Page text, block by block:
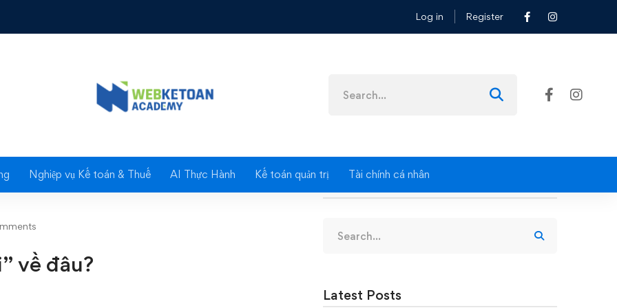
Log in Register
for:
Nghiệp vụ Kế toán & Thuế AI Thực Hành Kế toán quản trị Tài chính cá nhân
về đâu?
for:
Latest Posts